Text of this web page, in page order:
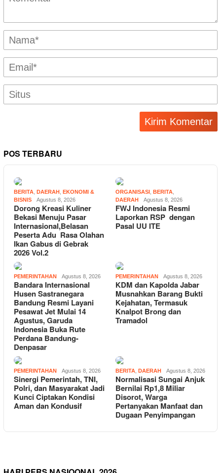
POS TERBARU
BERITA, DAERAH , EKONOMI &
BISNIS
Agustus 8, 2026
Dorong Kreasi Kuliner
Bekasi Menuju Pasar
Internasional,Belasan
Peserta Adu Rasa Olahan
Ikan Gabus di Gebrak
2026 Vol.2
ORGANISASI , BERITA,
DAERAH
Agustus 8, 2026
FWJ Indonesia Resmi
Laporkan RSP dengan
Pasal UU ITE
PEMERINTAHAN Agustus 8, 2026
Bandara Internasional
Husen Sastranegara
Bandung Resmi Layani
Pesawat Jet Mulai 14
Agustus, Garuda
Indonesia Buka Rute
Perdana Bandung-
Denpasar
PEMERINTAHAN Agustus 8, 2026
KDM dan Kapolda Jabar
Musnahkan Barang Bukti
Kejahatan, Termasuk
Knalpot Brong dan
Tramadol
PEMERINTAHAN Agustus 8, 2026
Sinergi Pemerintah, TNI,
Polri, dan Masyarakat Jadi
Kunci Ciptakan Kondisi
Aman dan Kondusif
BERITA, DAERAH Agustus 8, 2026
Normalisasi Sungai Anjuk
Bernilai Rp1,8 Miliar
Disorot, Warga
Pertanyakan Manfaat dan
Dugaan Penyimpangan